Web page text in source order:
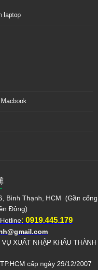
laptop
Bình Thạnh, HCM (Gần cổng
Đông)
: 0919.445.179
XUẤT NHẬP KHẨU THÀNH
cấp ngày 29/12/2007